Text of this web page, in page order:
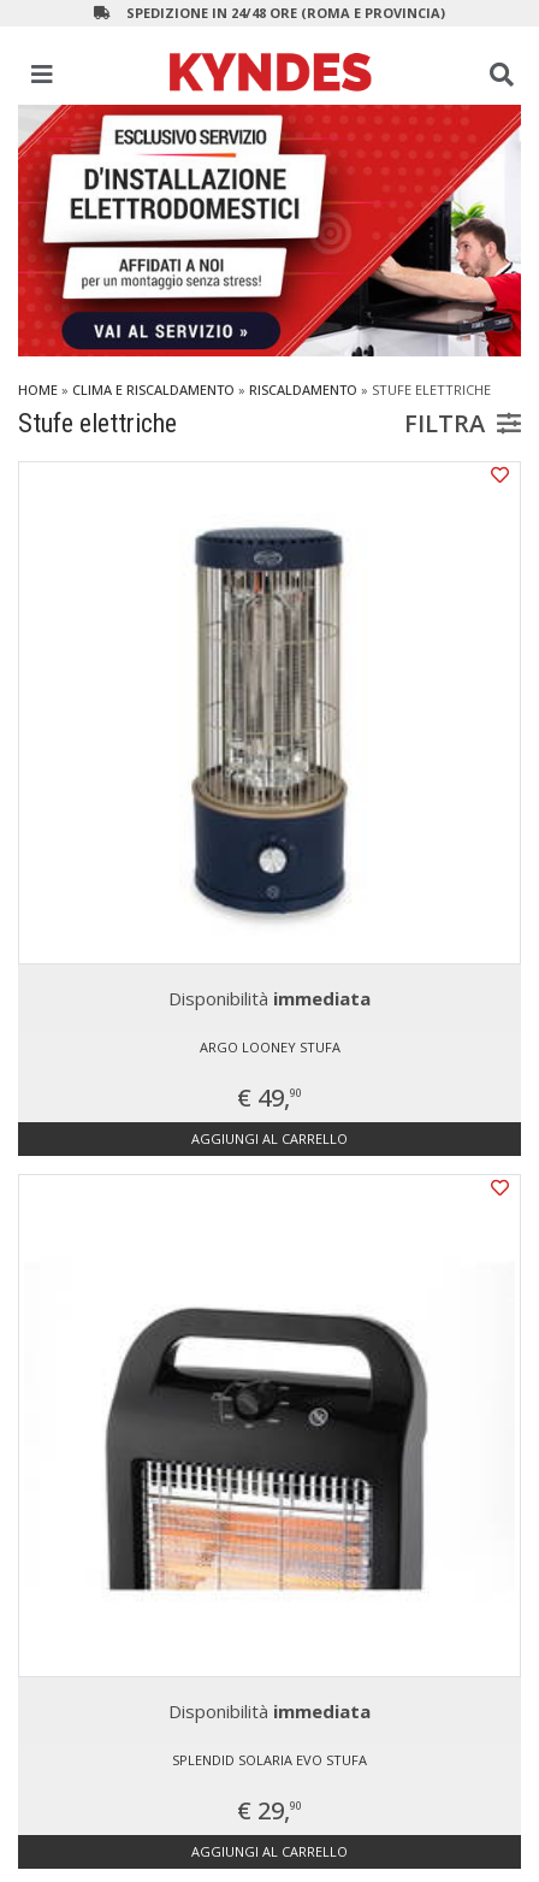
SPEDIZIONE IN 24/48 ORE (ROMA E PROVINCIA)
HOME » CLIMA E RISCALDAMENTO » RISCALDAMENTO » STUFE ELETTRICHE
Stufe elettriche FILTRA
Disponibilità immediata
ARGO LOONEY STUFA
€ 49,90
AGGIUNGI AL CARRELLO
Disponibilità immediata
SPLENDID SOLARIA EVO STUFA
€ 29,90
AGGIUNGI AL CARRELLO